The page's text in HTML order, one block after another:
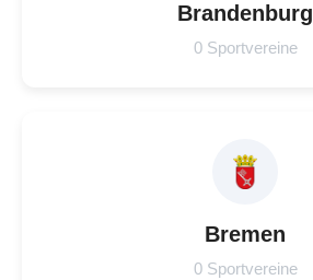
Brandenburg
0 Sportvereine
Bremen
0 Sportvereine